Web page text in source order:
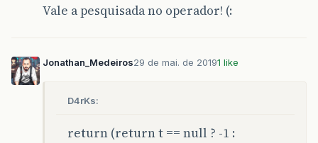
Vale a pesquisada no operador! (:
Jonathan_Medeiros29 de mai. de 20191 like
D4rKs:
return (return t == null ? -1 :